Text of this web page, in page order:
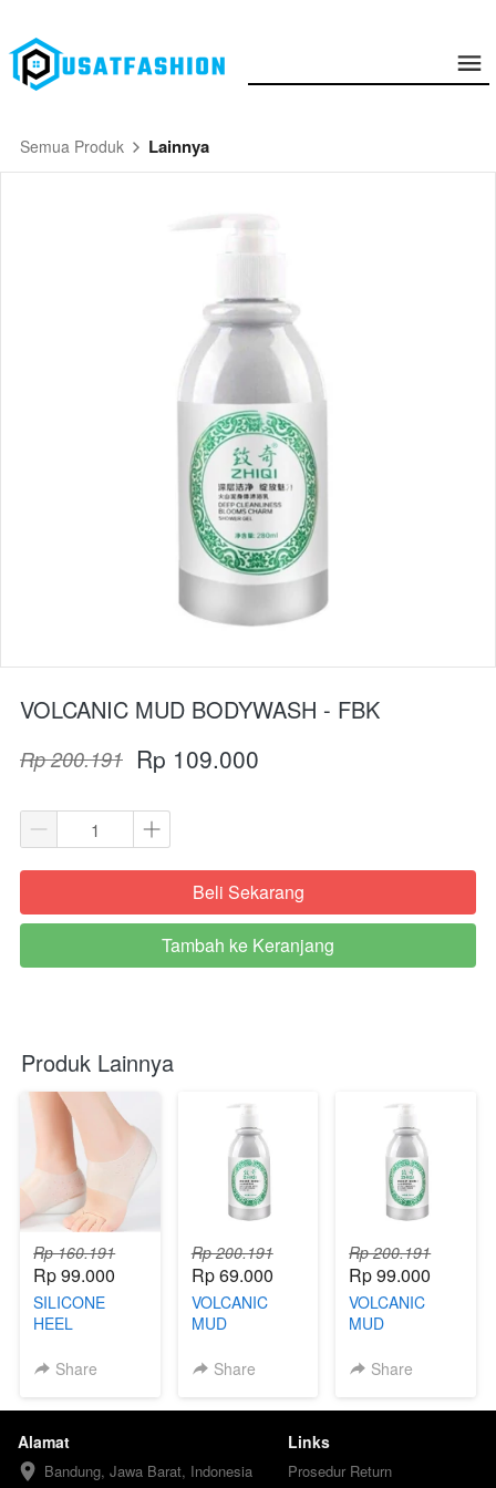
Semua Produk Lainnya
VOLCANIC MUD BODYWASH - FBK
Rp 200.191 Rp 109.000
`Beli Sekarang
`
Tambah ke Keranjang
Produk Lainnya
Rp 160.191
Rp 99.000
SILICONE
HEEL
Share
Rp 200.191
Rp 69.000
VOLCANIC
MUD
(69) - TKD
Share
Rp 200.191
Rp 99.000
VOLCANIC
MUD
(99) - TKB
Share
Alamat
Bandung, Jawa Barat, Indonesia
Links
Prosedur Return